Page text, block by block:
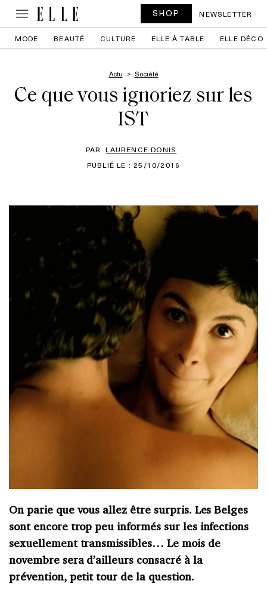
SHOP NEWSLETTER
MODE BEAUTÉ CULTURE ELLE À TABLE ELLE DÉCO
Actu Société
Ce que vous ignoriez sur les
IST
PAR LAURENCE DONIS
PUBLIÉ LE : 25/10/2016
On parie que vous allez être surpris. Les Belges
sont encore trop peu informés sur les infections
sexuellement transmissibles… Le mois de
novembre sera d’ailleurs consacré à la
prévention, petit tour de la question.